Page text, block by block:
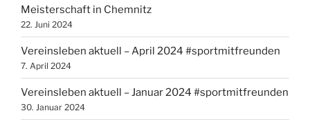
Meisterschaft in Chemnitz
22. Juni 2024
Vereinsleben aktuell – April 2024 #sportmitfreunden
7. April 2024
Vereinsleben aktuell – Januar 2024 #sportmitfreunden
30. Januar 2024